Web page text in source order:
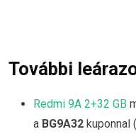
További
Redmi 9A 2+32 GB
a BG9A32 kuponnal